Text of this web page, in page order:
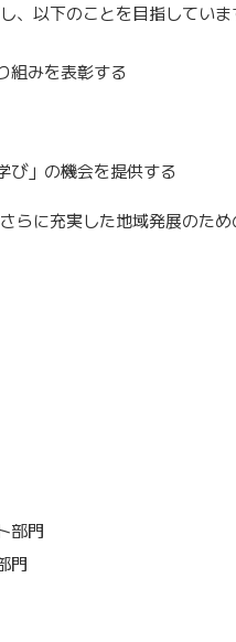
、以下のことを目指していま
組みを表彰する
び」の機会を提供する
らに充実した地域発展のため
優秀
部門
門